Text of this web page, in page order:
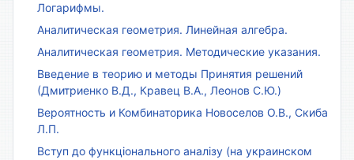
Логарифмы.
Аналитическая геометрия. Линейная алгебра.
Аналитическая геометрия. Методические указания.
Введение в теорию и методы Принятия решений
(Дмитриенко В.Д., Кравец В.А., Леонов С.Ю.)
Вероятность и Комбинаторика Новоселов О.В., Скиба
Л.П.
Вступ до функціонального аналізу (на украинском